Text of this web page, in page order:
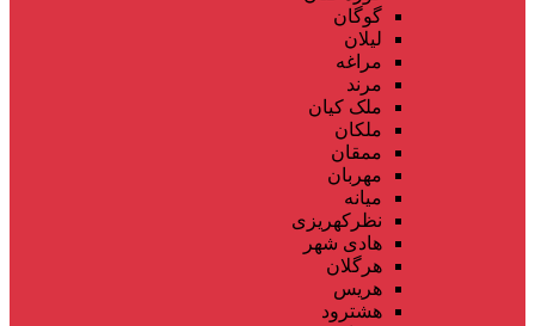
گوگان
لیلان
مراغه
مرند
ملک کیان
ملکان
ممقان
مهربان
میانه
نظرکهریزی
هادی شهر
هرگلان
هریس
هشترود